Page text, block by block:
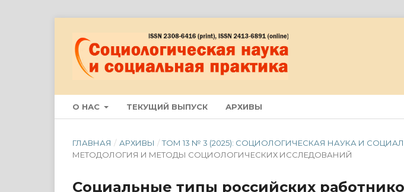
О НАС ТЕКУЩИЙ ВЫПУСК АРХИВЫ
ГЛАВНАЯ / АРХИВЫ / ТОМ 13 № 3 (2025): СОЦИОЛОГИЧЕСКАЯ НАУКА И
МЕТОДОЛОГИЯ И МЕТОДЫ СОЦИОЛОГИЧЕСКИХ ИССЛЕДОВАНИЙ
Социальные типы российских